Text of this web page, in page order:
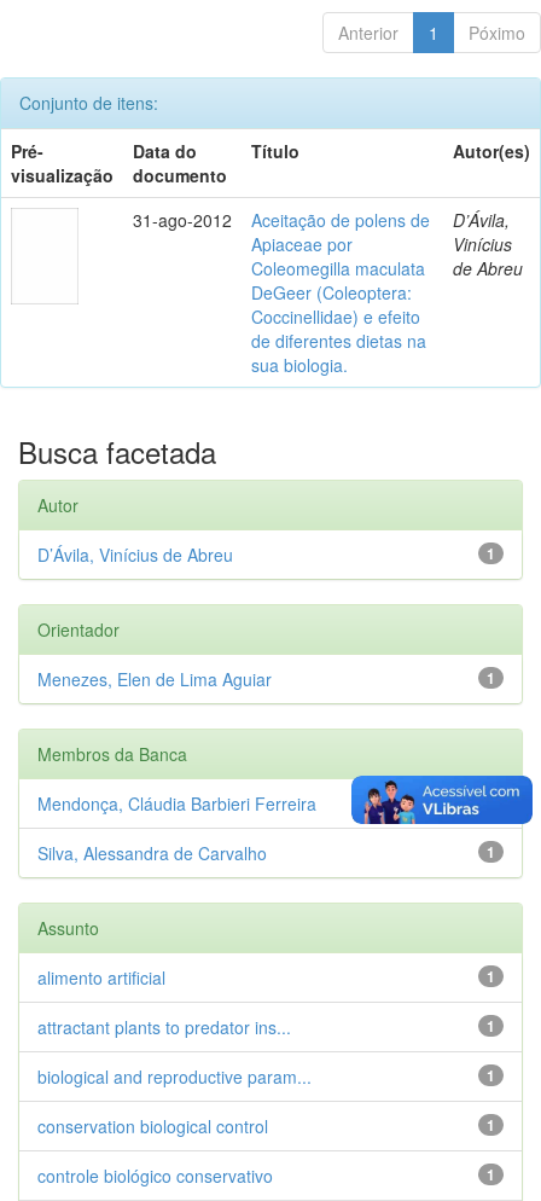
Anterior 1 Póximo
Conjunto de itens:
Pré-
visualização
Data do
documento
Título Autor(es)
31-ago-2012
Aceitação de polens de
Apiaceae por
Coleomegilla maculata
DeGeer (Coleoptera:
Coccinellidae) e efeito
de diferentes dietas na
sua biologia.
D’Ávila,
Vinícius
de Abreu
Busca facetada
Autor
1
D’Ávila, Vinícius de Abreu
Orientador
1
Menezes, Elen de Lima Aguiar
Membros da Banca
1
Mendonça, Cláudia Barbieri Ferreira
1
Silva, Alessandra de Carvalho
Assunto
1
alimento artificial
1
attractant plants to predator ins...
1
biological and reproductive param...
1
conservation biological control
1
controle biológico conservativo